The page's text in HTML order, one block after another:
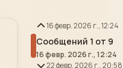
16 февр. 2026 г., 12:24
Сообщений 1 от 9
16 февр. 2026 г., 12:24
22 февр. 2026 г., 20:58